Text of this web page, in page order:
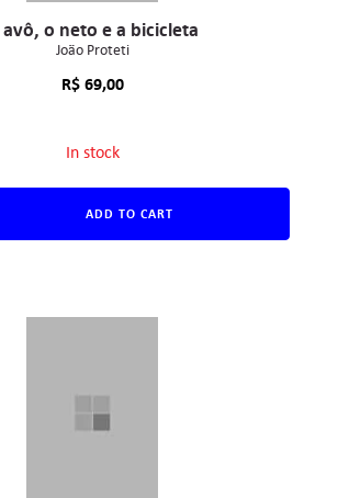
avô, o neto e a bicicleta
João Proteti
R$69,00
In stock
ADD TO CART